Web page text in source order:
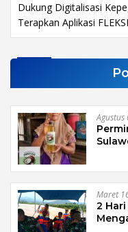
Dukung Digitalisasi
Terapkan Aplikasi
Agustus
Maret
2